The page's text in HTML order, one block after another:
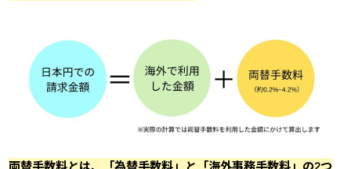
両替手数料とは、「為替手数料」と「海外事務手数料」の2つ